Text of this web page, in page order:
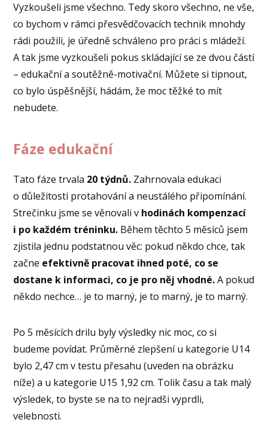
Vyzkoušeli jsme všechno. Tedy skoro všechno, ne vše,
co bychom v rámci přesvědčovacích technik mnohdy
rádi použili, je úředně schváleno pro práci s mládeží.
A tak jsme vyzkoušeli pokus skládající se ze dvou částí
– edukační a soutěžně-motivační. Můžete si tipnout,
co bylo úspěšnější, hádám, že moc těžké to mít
nebudete.
Fáze edukační
Tato fáze trvala 20 týdnů. Zahrnovala edukaci
o důležitosti protahování a neustálého připomínání.
Strečinku jsme se věnovali v hodinách kompenzací
i po každém tréninku. Během těchto 5 měsíců jsem
zjistila jednu podstatnou věc: pokud někdo chce, tak
začne efektivně pracovat ihned poté, co se
dostane k informaci, co je pro něj vhodné.A pokud
někdo nechce… je to marný, je to marný, je to marný.
Po 5 měsících drilu byly výsledky nic moc, co si
budeme povídat. Průměrné zlepšení u kategorie U14
bylo 2,47 cm v testu přesahu (uveden na obrázku
níže) a u kategorie U15 1,92 cm. Tolik času a tak malý
výsledek, to byste se na to nejradši vyprdli,
velebnosti.